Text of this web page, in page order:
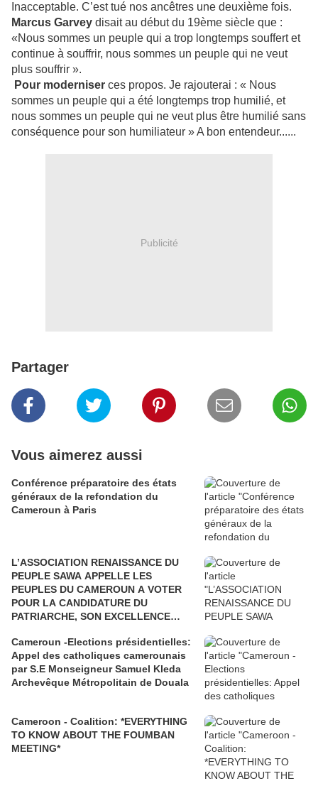
Inacceptable. C’est tué nos ancêtres une deuxième fois.
Marcus Garvey disait au début du 19ème siècle que :
«Nous sommes un peuple qui a trop longtemps souffert et
continue à souffrir, nous sommes un peuple qui ne veut
plus souffrir ».
Pour moderniser ces propos. Je rajouterai : « Nous
sommes un peuple qui a été longtemps trop humilié, et
nous sommes un peuple qui ne veut plus être humilié sans
conséquence pour son humiliateur » A bon entendeur......
Publicité
Partager
Vous aimerez aussi
Conférence préparatoire des états
généraux de la refondation du
Cameroun à Paris
L’ASSOCIATION RENAISSANCE DU
PEUPLE SAWA APPELLE LES
PEUPLES DU CAMEROUN A VOTER
POUR LA CANDIDATURE DU
PATRIARCHE, SON EXCELLENCE
Cameroun -Elections présidentielles:
Appel des catholiques camerounais
par S.E Monseigneur Samuel Kleda
Archevêque Métropolitain de Douala
Cameroon - Coalition: *EVERYTHING
TO KNOW ABOUT THE FOUMBAN
MEETING*